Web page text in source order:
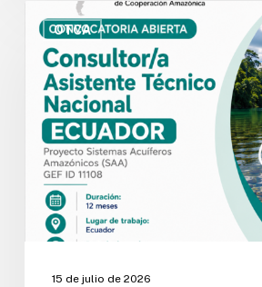
OTCA
Ecuador:
OTCA
abre
convocatoria
para
Consultor/a
Asistente
Técnico
Nacional
Proyecto
SAA
15 de julio de 2026